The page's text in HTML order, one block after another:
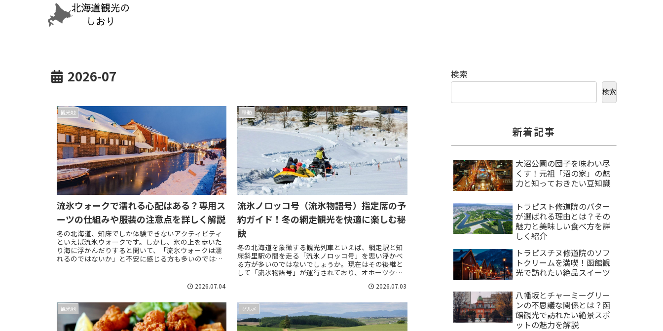
2026-07
観光地
流氷ウォークで濡れる心配はある？専用ス
ーツの仕組みや服装の注意点を詳しく解説
冬の北海道、知床でしか体験できないアクティビティ
といえば流氷ウォークです。しかし、氷の上を歩いた
り海に浮かんだりすると聞いて、「流氷ウォークは濡
れるのではないか」と不安に感じる方も多いのではな
2026.07.04
移動
流氷ノロッコ号（流氷物語号）指定席の予
約ガイド！冬の網走観光を快適に楽しむ秘
訣
冬の北海道を象徴する観光列車といえば、網走駅と知
床斜里駅の間を走る「流氷ノロッコ号」を思い浮かべ
る方が多いのではないでしょうか。現在はその後継と
して「流氷物語号」が運行されており、オホーツク海
2026.07.03
観光地 グルメ
検索
検索
新着記事
大沼公園の団子を味わい尽
くす！元祖「沼の家」の魅
力と知っておきたい豆知識
トラピスト修道院のバター
が選ばれる理由とは？その
魅力と美味しい食べ方を詳
しく紹介
トラピスチヌ修道院のソフ
トクリームを満喫！函館観
光で訪れたい絶品スイーツ
八幡坂とチャーミーグリー
ンの不思議な関係とは？函
館観光で訪れたい絶景スポ
ットの魅力を解説